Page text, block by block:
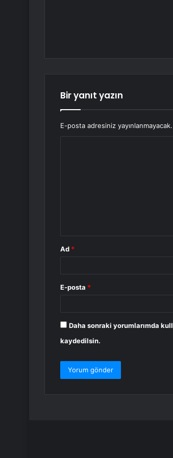
Bir yanıt yazın
E-posta adresiniz yayınlanmayacak.
Ad *
E-posta *
Daha sonraki yorumlarımda
kaydedilsin.